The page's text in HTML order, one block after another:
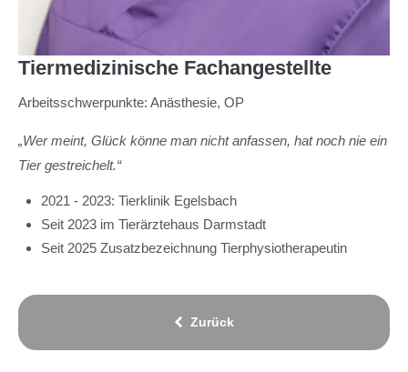
Tiermedizinische Fachangestellte
Arbeitsschwerpunkte: Anästhesie, OP
„Wer meint, Glück könne man nicht anfassen, hat noch nie ein
Tier gestreichelt.“
2021 - 2023: Tierklinik Egelsbach
Seit 2023 im Tierärztehaus Darmstadt
Seit 2025 Zusatzbezeichnung Tierphysiotherapeutin
Zurück